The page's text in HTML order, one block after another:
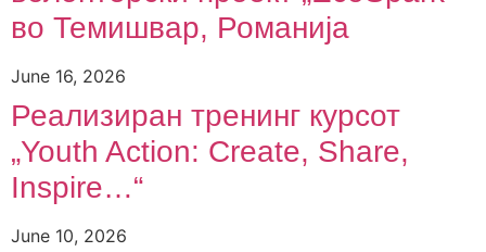
во Темишвар, Романија
June 16, 2026
Реализиран тренинг курсот
„Youth Action: Create, Share,
Inspire…“
June 10, 2026